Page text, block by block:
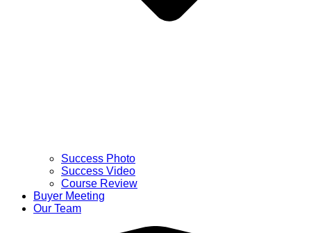
Success Photo
Success Video
Course Review
Buyer Meeting
Our Team